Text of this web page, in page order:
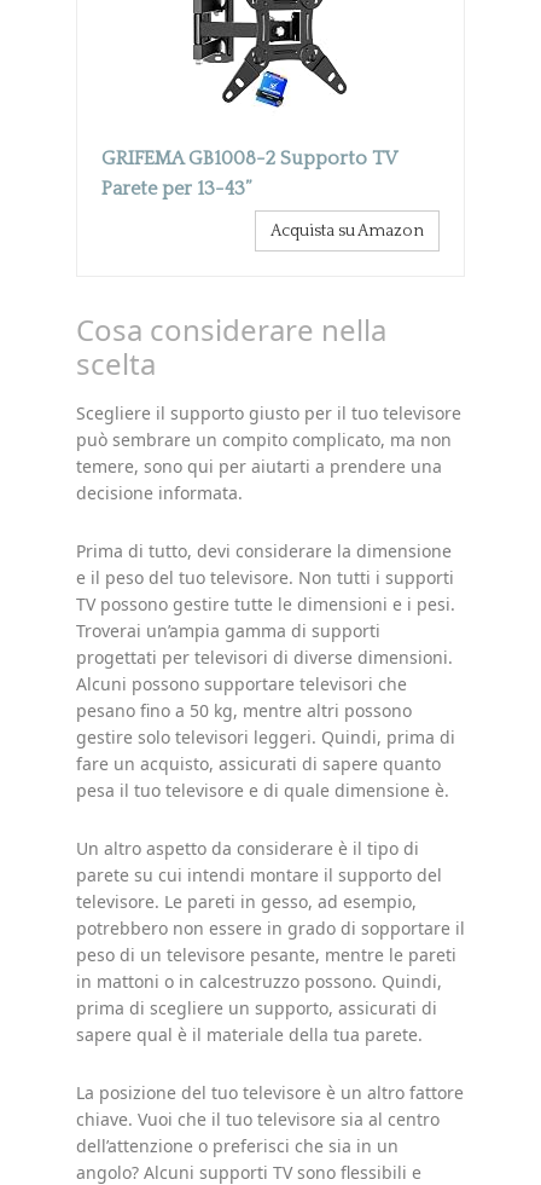
GRIFEMA GB1008-2 Supporto TV
Parete per 13-43”
Acquista su Amazon
Cosa considerare nella
scelta
Scegliere il supporto giusto per il tuo televisore
può sembrare un compito complicato, ma non
temere, sono qui per aiutarti a prendere una
decisione informata.
Prima di tutto, devi considerare la dimensione
e il peso del tuo televisore. Non tutti i supporti
TV possono gestire tutte le dimensioni e i pesi.
Troverai un’ampia gamma di supporti
progettati per televisori di diverse dimensioni.
Alcuni possono supportare televisori che
pesano fino a 50 kg, mentre altri possono
gestire solo televisori leggeri. Quindi, prima di
fare un acquisto, assicurati di sapere quanto
pesa il tuo televisore e di quale dimensione è.
Un altro aspetto da considerare è il tipo di
parete su cui intendi montare il supporto del
televisore. Le pareti in gesso, ad esempio,
potrebbero non essere in grado di sopportare il
peso di un televisore pesante, mentre le pareti
in mattoni o in calcestruzzo possono. Quindi,
prima di scegliere un supporto, assicurati di
sapere qual è il materiale della tua parete.
La posizione del tuo televisore è un altro fattore
chiave. Vuoi che il tuo televisore sia al centro
dell’attenzione o preferisci che sia in un
angolo? Alcuni supporti TV sono flessibili e